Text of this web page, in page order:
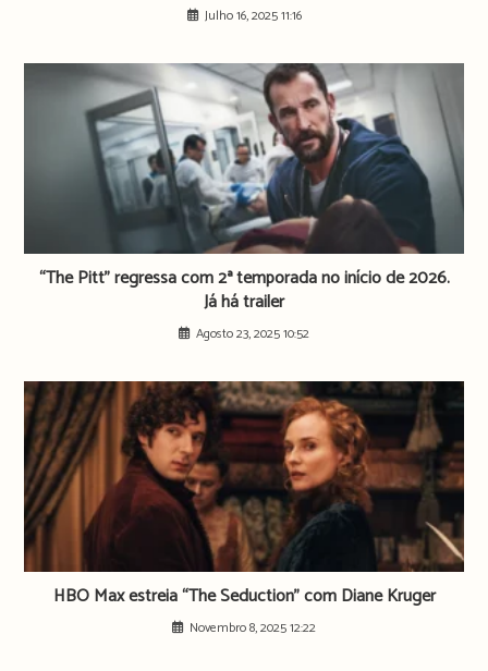
Julho 16, 2025 11:16
“The Pitt” regressa com 2ª temporada no início de 2026.
Já há trailer
Agosto 23, 2025 10:52
HBO Max estreia “The Seduction” com Diane Kruger
Novembro 8, 2025 12:22